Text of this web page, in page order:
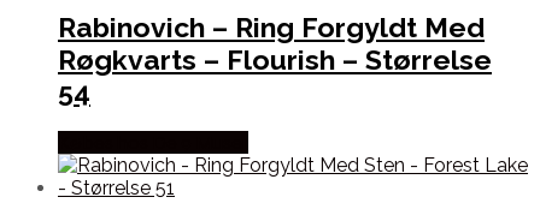
Rabinovich – Ring Forgyldt Med
Røgkvarts – Flourish – Størrelse
54